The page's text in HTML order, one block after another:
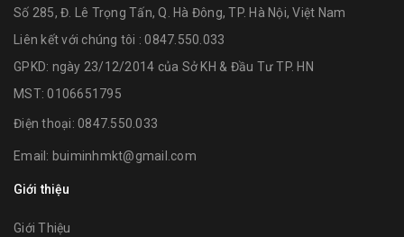
Số 285, Đ. Lê Trọng Tấn, Q. Hà Đông, TP. Hà Nội, Việt Nam
Liên kết với chúng tôi : 0847.550.033
GPKD: ngày 23/12/2014 của Sở KH & Đầu Tư TP. HN
MST: 0106651795
Điện thoại: 0847.550.033
Email: buiminhmkt@gmail.com
Giới thiệu
Giới Thiệu